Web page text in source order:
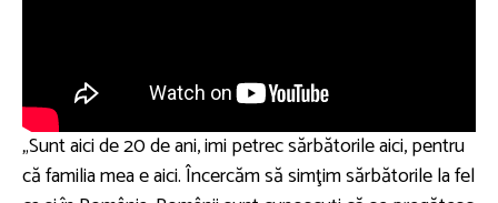
„Sunt aici de 20 de ani, imi petrec sărbătorile aici, pentru
că familia mea e aici. Încercăm să simţim sărbătorile la fel